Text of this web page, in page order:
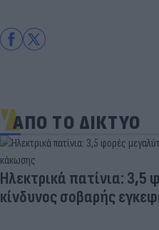
ΑΠΟ ΤΟ ΔΙΚΤΥΟ
Ηλεκτρικά πατίνια: 3,5
κίνδυνος σοβαρής